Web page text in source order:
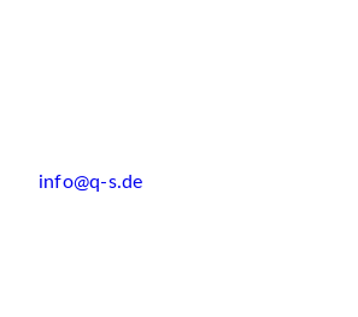
info@q-s.de